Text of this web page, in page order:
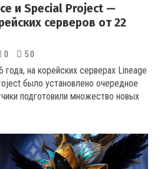
и Special Project —
серверов от 22
0 5.0
на корейских серверах Lineage
было установлено очередное
подготовили множество новых